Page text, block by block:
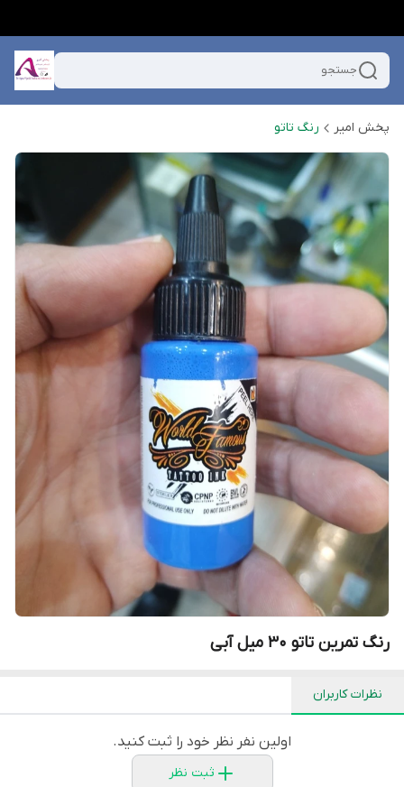
جستجو
پخش امیر رنگ تاتو
رنگ تمرین تاتو 30 میل آبی
نظرات کاربران
اولین نفر نظر خود را ثبت کنید.
ثبت نظر